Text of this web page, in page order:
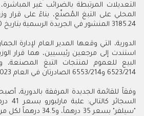
التعديلات المرتبطة بالضرائب غير
المحلي على التبغ المُصنّع، بناءً على قرار
3185.24 المنشور في الجريدة الرسمية بتاريخ 30 ديسمبر 2024.
الدورية، التي وقعها المدير العام لإدارة
استندت إلى مرجعين رئيسيين، هما قرار
البيع للعموم لمنتجات التبغ المصنعة،
6523/214 و6553/214 الصادرتان في العام 2023.
وفقاً للقائمة الجديدة المرفقة بالدورية،
"سيلفر" بسعر 35